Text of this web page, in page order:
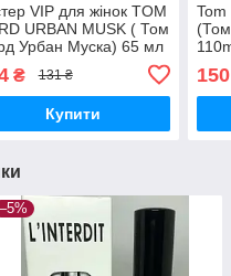
VIP для жінок TOM
URBAN MUSK ( Том
Урбан Муска) 65 мл
₴ 131 ₴
Купити
150
–5%